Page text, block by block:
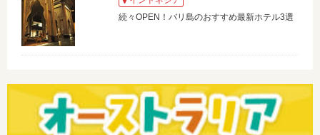
続々OPEN！バリ島のおすすめ最新ホテル3選